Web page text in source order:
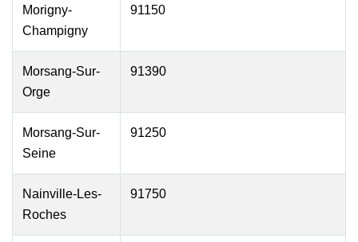
Morigny-
Champigny
91150
Morsang-Sur-
Orge
91390
Morsang-Sur-
Seine
91250
Nainville-Les-
Roches
91750